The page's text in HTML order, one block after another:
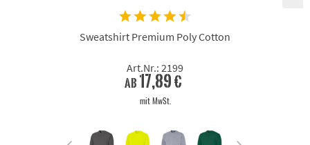
Sweatshirt Premium Poly Cotton
Art.Nr.: 2199
ab 17,89 €
mit MwSt.